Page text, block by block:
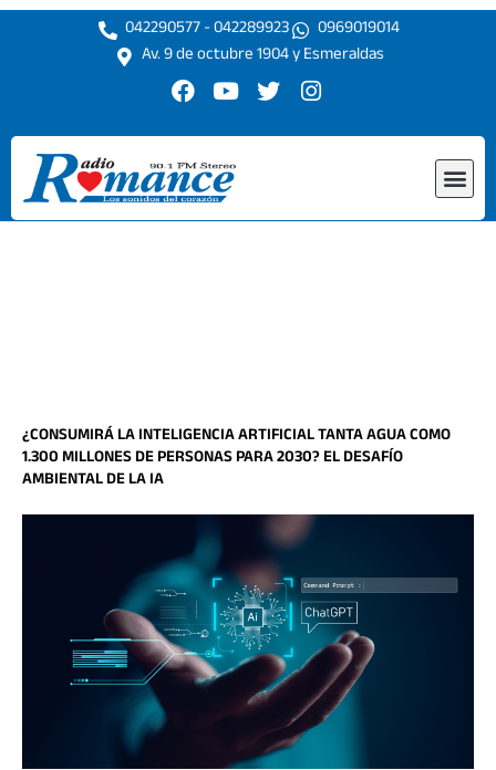
Ir
042290577 - 042289923
0969019014
Av. 9 de octubre 1904 y Esmeraldas
F
c
e
b
o
o
Y
u
t
u
b
e
T
i
r
I
s
r
¿CONSUMIRÁ LA INTELIGENCIA ARTIFICIAL TANTA AGUA COMO
1.300 MILLONES DE PERSONAS PARA 2030? EL DESAFÍO
AMBIENTAL DE LA IA